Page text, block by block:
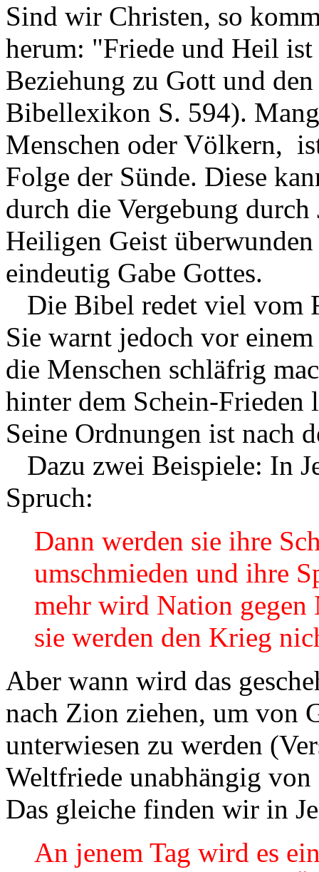
Sind wir Christen, so
herum: "Friede und Heil
Beziehung zu Gott und
Bibellexikon S. 594).
Menschen oder Völkern,
Folge der Sünde. Diese
durch die Vergebung durch
Heiligen Geist
eindeutig Gabe Gottes.
Die Bibel redet viel vom
Sie warnt jedoch vor
die Menschen schläfrig
hinter dem Schein-Frieden
Seine Ordnungen ist nach
Dazu zwei Beispiele: In
Spruch:
Dann werden sie ihre
umschmieden und ihre
mehr wird Nation gegen
sie werden den Krieg
Aber wann wird das
nach Zion ziehen, um von
unterwiesen zu werden
Weltfriede unabhängig von
Das gleiche finden wir in
An jenem Tag wird es